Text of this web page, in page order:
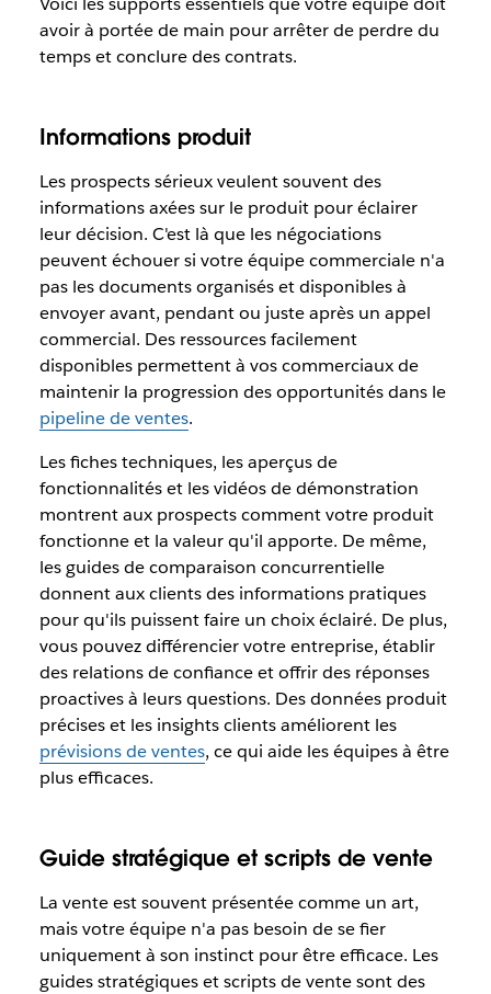
avoir à portée de main pour arrêter de perdre du
temps et conclure des contrats.
Informations produit
Les prospects sérieux veulent souvent des
informations axées sur le produit pour éclairer
leur décision. C'est là que les négociations
peuvent échouer si votre équipe commerciale n'a
pas les documents organisés et disponibles à
envoyer avant, pendant ou juste après un appel
commercial. Des ressources facilement
disponibles permettent à vos commerciaux de
maintenir la progression des opportunités dans le
pipeline de ventes.
Les fiches techniques, les aperçus de
fonctionnalités et les vidéos de démonstration
montrent aux prospects comment votre produit
fonctionne et la valeur qu'il apporte. De même,
les guides de comparaison concurrentielle
donnent aux clients des informations pratiques
pour qu'ils puissent faire un choix éclairé. De plus,
vous pouvez différencier votre entreprise, établir
des relations de confiance et offrir des réponses
proactives à leurs questions. Des données produit
précises et les insights clients améliorent les
prévisions de ventes, ce qui aide les équipes à être
plus efficaces.
Guide stratégique et scripts de vente
La vente est souvent présentée comme un art,
mais votre équipe n'a pas besoin de se fier
uniquement à son instinct pour être efficace. Les
guides stratégiques et scripts de vente sont des